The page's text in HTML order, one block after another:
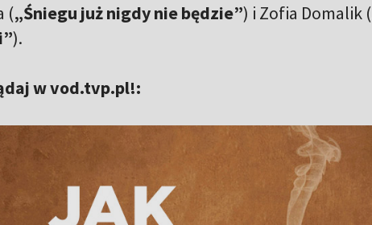
(„Śniegu już nigdy nie będzie”) i Zofia Domalik (
).
w vod.tvp.pl!: